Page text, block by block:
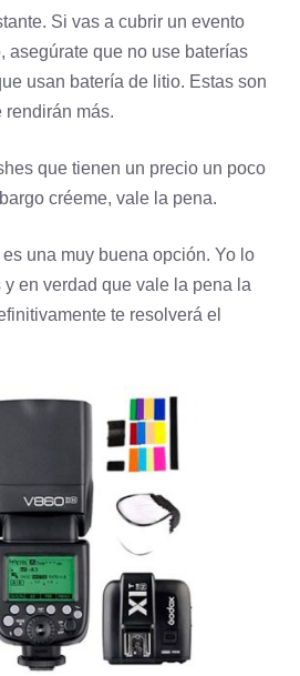
Si vas a cubrir un evento
asegúrate que no use baterías
usan batería de litio. Estas son
rendirán más.
que tienen un precio un poco
créeme, vale la pena.
es una muy buena opción. Yo lo
y en verdad que vale la pena la
te resolverá el